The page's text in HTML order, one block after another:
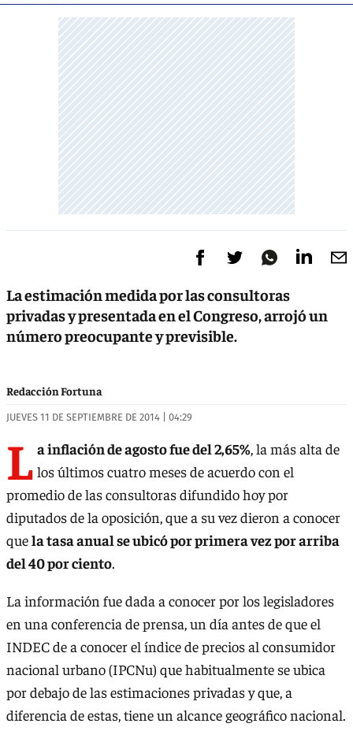
La estimación medida por las consultoras
privadas y presentada en el Congreso, arrojó un
número preocupante y previsible.
Redacción Fortuna
JUEVES 11 DE SEPTIEMBRE DE 2014 | 04:29
L a inflación de agosto fue del 2,65%, la más alta de
los últimos cuatro meses de acuerdo con el
promedio de las consultoras difundido hoy por
diputados de la oposición, que a su vez dieron a conocer
quela tasa anual se ubicó por primera vez por arriba
del 40 por ciento.
La información fue dada a conocer por los legisladores
en una conferencia de prensa, un día antes de que el
INDEC de a conocer el índice de precios al consumidor
nacional urbano (IPCNu) que habitualmente se ubica
por debajo de las estimaciones privadas y que, a
diferencia de estas, tiene un alcance geográfico nacional.